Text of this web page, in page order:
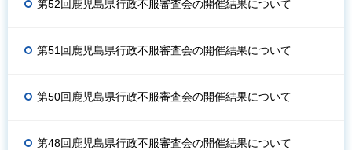
第52回鹿児島県行政不服審査会の開催結果について
第51回鹿児島県行政不服審査会の開催結果について
第50回鹿児島県行政不服審査会の開催結果について
第48回鹿児島県行政不服審査会の開催結果について